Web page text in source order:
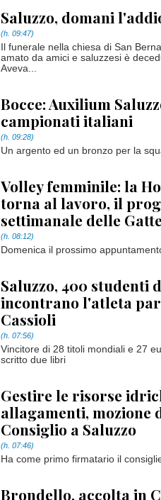
Saluzzo, domani
(h. 09:47)
Il funerale nella chiesa di San
amato da amici e saluzzesi è
Aveva...
Bocce: Auxilium
campionati italiani
(h. 09:28)
Un argento ed un bronzo per la
Volley femminile: la
torna al lavoro, il
settimanale delle Gatte
(h. 08:12)
Domenica il prossimo
Saluzzo, 400 studenti
incontrano l'atleta
Cassioli
(h. 07:56)
Vincitore di 28 titoli mondiali e 27
scritto due libri
Gestire le risorse
allagamenti, mozione
Consiglio a Saluzzo
(h. 07:46)
Ha come primo firmatario il
Brondello, accolta in